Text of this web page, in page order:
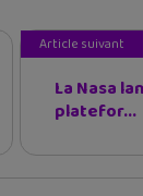
Article suivant
La Nasa
platefor...